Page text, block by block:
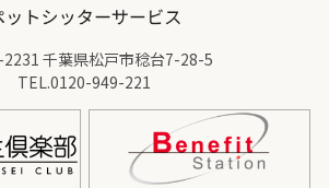
2231 千葉県松戸市稔台7-28-5
TEL.0120-949-221